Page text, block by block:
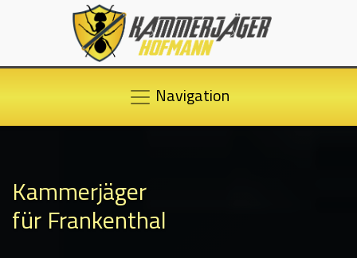
Navigation
Kammerjäger
für Frankenthal